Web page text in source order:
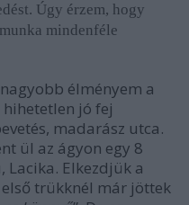
Úgy érzem, hogy
mindenféle
élményem a
jó fej
madarász utca.
ül az ágyon egy 8
Lacika. Elkezdjük a
trükknél már jöttek